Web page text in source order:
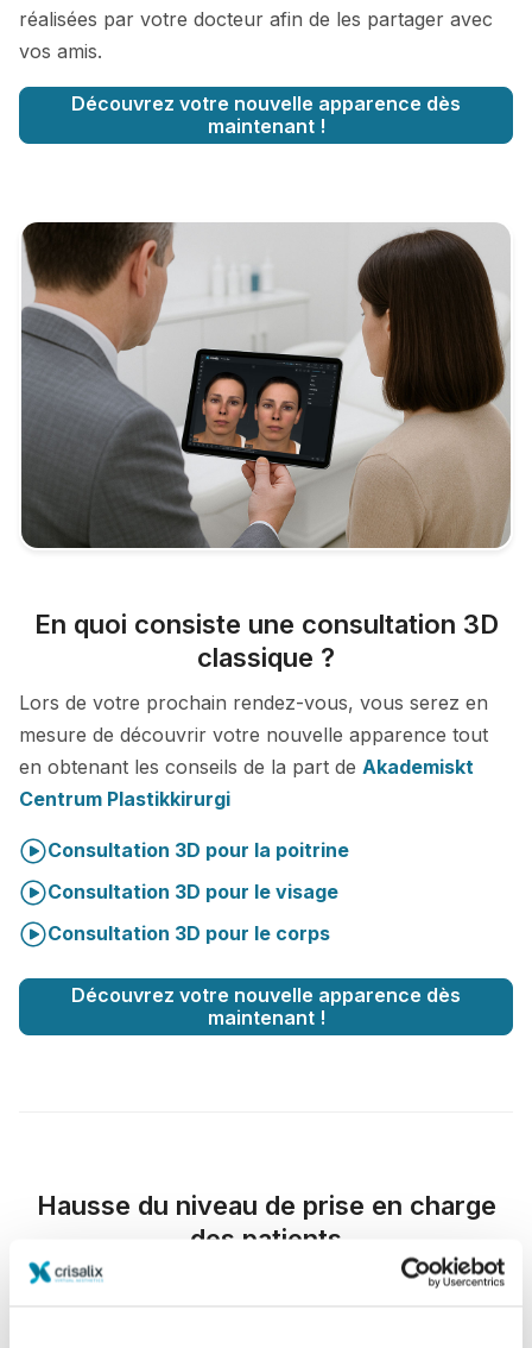
réalisées par votre docteur afin de les partager avec
vos amis.
Découvrez votre nouvelle apparence dès
maintenant !
En quoi consiste une consultation 3D
classique ?
Lors de votre prochain rendez-vous, vous serez en
mesure de découvrir votre nouvelle apparence tout
en obtenant les conseils de la part de Akademiskt
Centrum Plastikkirurgi
Consultation 3D pour la poitrine
Consultation 3D pour le visage
Consultation 3D pour le corps
Découvrez votre nouvelle apparence dès
maintenant !
Hausse du niveau de prise en charge
des patients
Crisalix est un outil novateur qui vise à améliorer la